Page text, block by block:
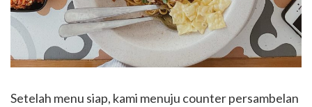
Setelah menu siap, kami menuju counter persambelan